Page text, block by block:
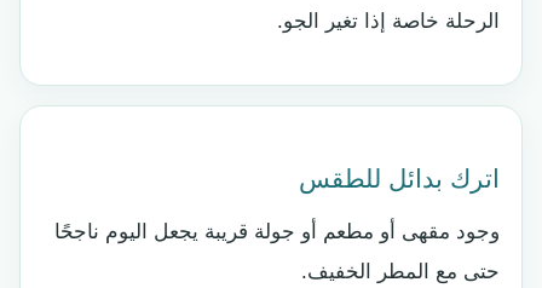
الرحلة خاصة إذا تغير الجو.
اترك بدائل للطقس
وجود مقهى أو مطعم أو جولة قريبة يجعل اليوم ناجحًا
حتى مع المطر الخفيف.